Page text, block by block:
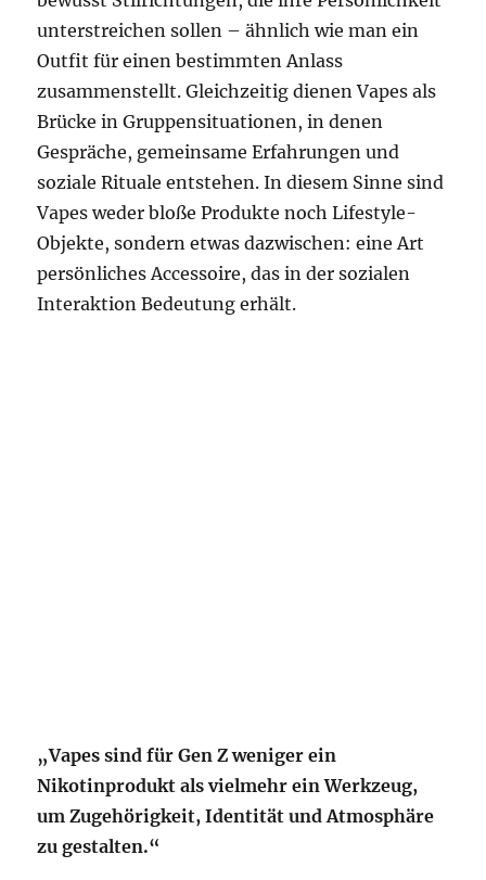
unterstreichen sollen – ähnlich wie man ein
Outfit für einen bestimmten Anlass
zusammenstellt. Gleichzeitig dienen Vapes als
Brücke in Gruppensituationen, in denen
Gespräche, gemeinsame Erfahrungen und
soziale Rituale entstehen. In diesem Sinne sind
Vapes weder bloße Produkte noch Lifestyle-
Objekte, sondern etwas dazwischen: eine Art
persönliches Accessoire, das in der sozialen
Interaktion Bedeutung erhält.
„Vapes sind für Gen Z weniger ein
Nikotinprodukt als vielmehr ein Werkzeug,
um Zugehörigkeit, Identität und Atmosphäre
zu gestalten.“